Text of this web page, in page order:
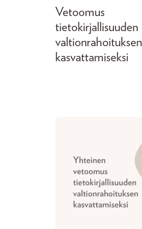
Vetoomus
tietokirjallisuuden
valtionrahoituksen
kasvattamiseksi